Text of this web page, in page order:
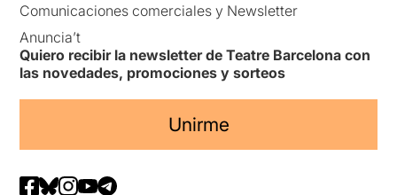
Comunicaciones comerciales y Newsletter
Anuncia’t
Quiero recibir la newsletter de Teatre Barcelona con
las novedades, promociones y sorteos
Unirme